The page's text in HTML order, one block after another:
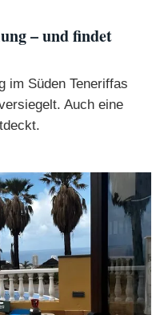
– und findet
im Süden Teneriffas
Auch eine